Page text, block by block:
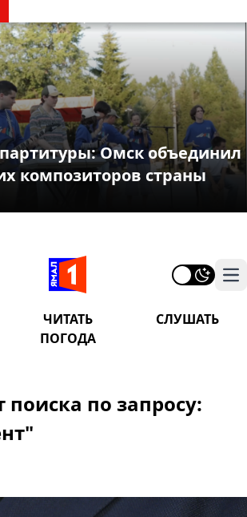
Омск объединил
композиторов страны
ЧИТАТЬ
СЛУШАТЬ
ПОГОДА
поиска по запросу: